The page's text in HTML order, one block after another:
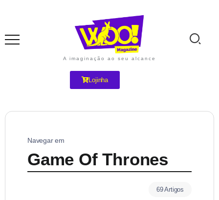
A imaginação ao seu alcance
Lojinha
Navegar em
Game Of Thrones
69 Artigos